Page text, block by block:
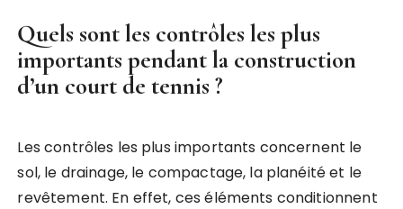
Quels sont les contrôles les plus
importants pendant la construction
d’un court de tennis ?
Les contrôles les plus importants concernent le
sol, le drainage, le compactage, la planéité et le
revêtement. En effet, ces éléments conditionnent